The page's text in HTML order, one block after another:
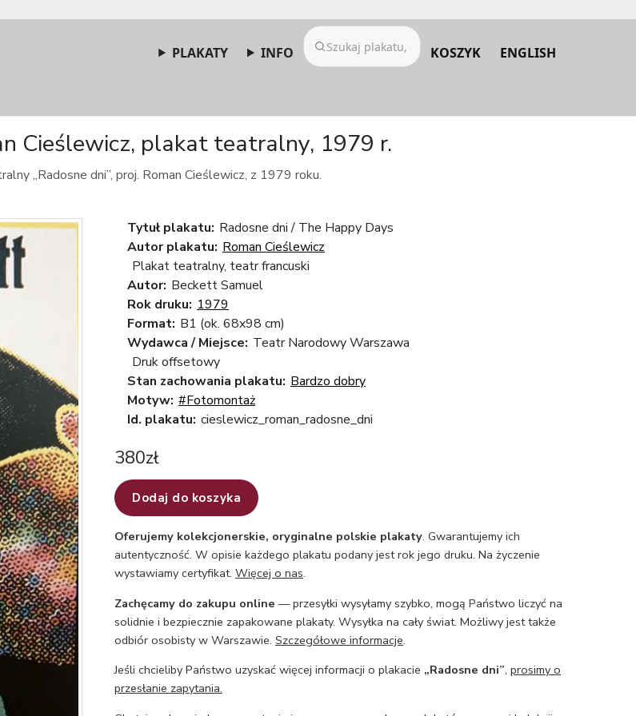
PLAKATY INFO KOSZYK ENGLISH
Cieślewicz, plakat teatralny, 1979 r.
„Radosne dni”, proj. Roman Cieślewicz, z 1979 roku.
Tytuł plakatu: Radosne dni / The Happy Days
Autor plakatu: Roman Cieślewicz
Plakat teatralny, teatr francuski
Autor: Beckett Samuel
Rok druku: 1979
Format: B1 (ok. 68x98 cm)
Wydawca / Miejsce: Teatr Narodowy Warszawa
Druk offsetowy
Stan zachowania plakatu: Bardzo dobry
Motyw: #Fotomontaż
Id. plakatu: cieslewicz_roman_radosne_dni
380zł
Dodaj do koszyka
Oferujemy kolekcjonerskie, oryginalne polskie plakaty. Gwarantujemy ich
autentyczność. W opisie każdego plakatu podany jest rok jego druku. Na życzenie
wystawiamy certyfikat. Więcej o nas.
Zachęcamy do zakupu online — przesyłki wysyłamy szybko, mogą Państwo liczyć na
solidnie i bezpiecznie zapakowane plakaty. Wysyłka na cały świat. Możliwy jest także
odbiór osobisty w Warszawie. Szczegółowe informacje.
Jeśli chcieliby Państwo uzyskać więcej informacji o plakacie „Radosne dni”, prosimy o
przesłanie zapytania.